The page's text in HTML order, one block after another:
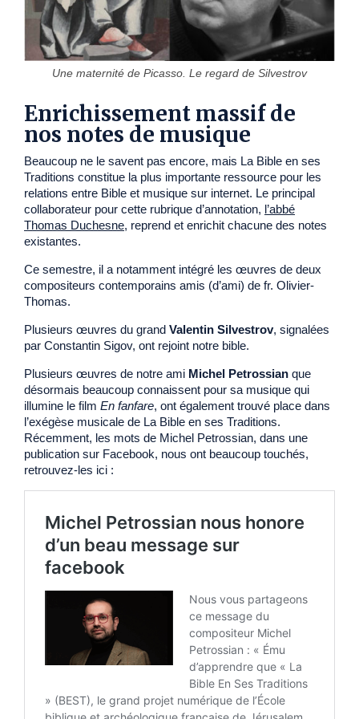
Une maternité de Picasso. Le regard de Silvestrov
Enrichissement massif de
nos notes de musique
Beaucoup ne le savent pas encore, mais La Bible en ses
Traditions constitue la plus importante ressource pour les
relations entre Bible et musique sur internet. Le principal
collaborateur pour cette rubrique d’annotation, l’abbé
Thomas Duchesne, reprend et enrichit chacune des notes
existantes.
Ce semestre, il a notamment intégré les œuvres de deux
compositeurs contemporains amis (d’ami) de fr. Olivier-
Thomas.
Plusieurs œuvres du grand Valentin Silvestrov, signalées
par Constantin Sigov, ont rejoint notre bible.
Plusieurs œuvres de notre ami Michel Petrossian que
désormais beaucoup connaissent pour sa musique qui
illumine le film En fanfare, ont également trouvé place dans
l’exégèse musicale de La Bible en ses Traditions.
Récemment, les mots de Michel Petrossian, dans une
publication sur Facebook, nous ont beaucoup touchés,
retrouvez-les ici :